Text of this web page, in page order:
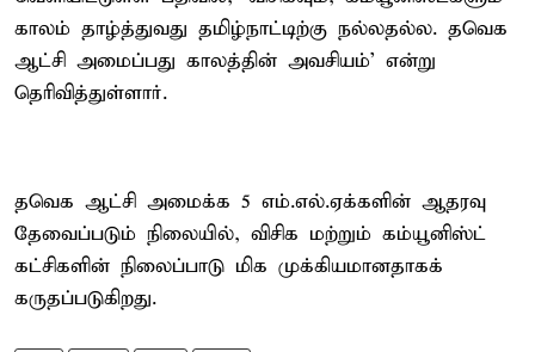
காலம் தாழ்த்துவது தமிழ்நாட்டிற்கு நல்லதல்ல. தவெக
ஆட்சி அமைப்பது காலத்தின் அவசியம்’ என்று
தெரிவித்துள்ளார்.
தவெக ஆட்சி அமைக்க 5 எம்.எல்.ஏக்களின் ஆதரவு
தேவைப்படும் நிலையில், விசிக மற்றும் கம்யூனிஸ்ட்
கட்சிகளின் நிலைப்பாடு மிக முக்கியமானதாகக்
கருதப்படுகிறது.